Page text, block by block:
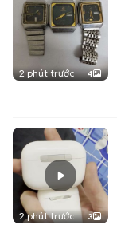
2 phút trước 4
2 phút trước 3